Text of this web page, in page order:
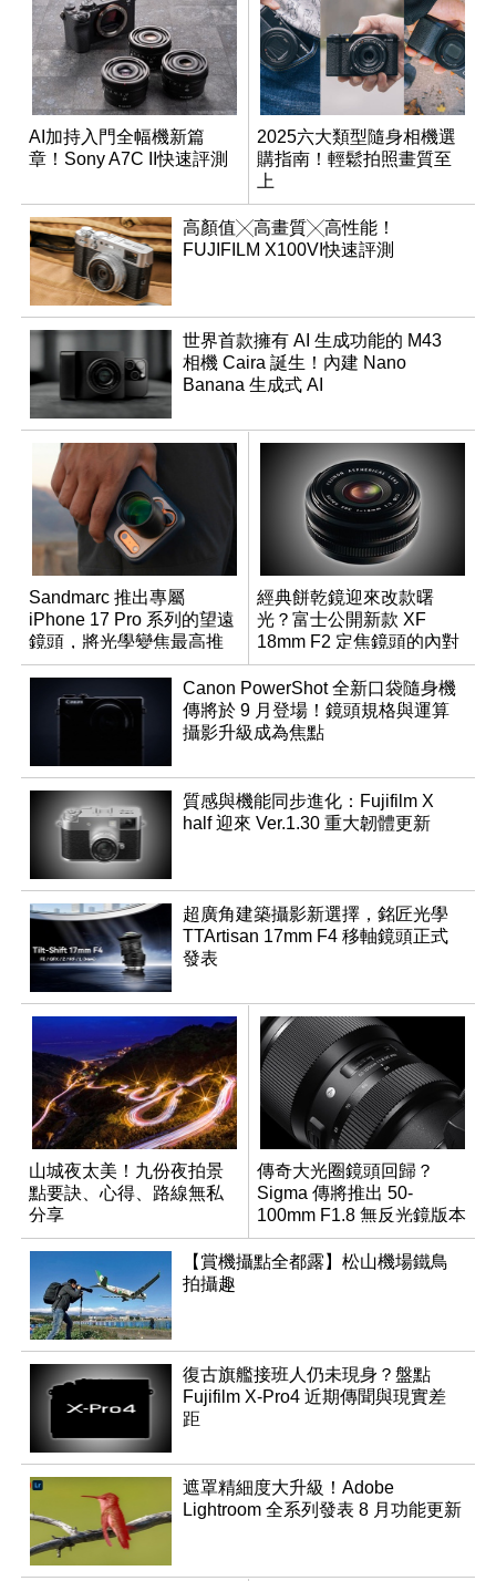
AI加持入門全幅機新篇
章！Sony A7C II快速評測
2025六大類型隨身相機選
購指南！輕鬆拍照畫質至
上
高顏值╳高畫質╳高性能！
FUJIFILM X100VI快速評測
世界首款擁有 AI 生成功能的 M43
相機 Caira 誕生！內建 Nano
Banana 生成式 AI
Sandmarc 推出專屬
iPhone 17 Pro 系列的望遠
鏡頭，將光學變焦最高推
升至 16 倍
經典餅乾鏡迎來改款曙
光？富士公開新款 XF
18mm F2 定焦鏡頭的內對
焦專利
Canon PowerShot 全新口袋隨身機
傳將於 9 月登場！鏡頭規格與運算
攝影升級成為焦點
質感與機能同步進化：Fujifilm X
half 迎來 Ver.1.30 重大韌體更新
超廣角建築攝影新選擇，銘匠光學
TTArtisan 17mm F4 移軸鏡頭正式
發表
山城夜太美！九份夜拍景
點要訣、心得、路線無私
分享
傳奇大光圈鏡頭回歸？
Sigma 傳將推出 50-
100mm F1.8 無反光鏡版本
【賞機攝點全都露】松山機場鐵鳥
拍攝趣
復古旗艦接班人仍未現身？盤點
Fujifilm X-Pro4 近期傳聞與現實差
距
遮罩精細度大升級！Adobe
Lightroom 全系列發表 8 月功能更新